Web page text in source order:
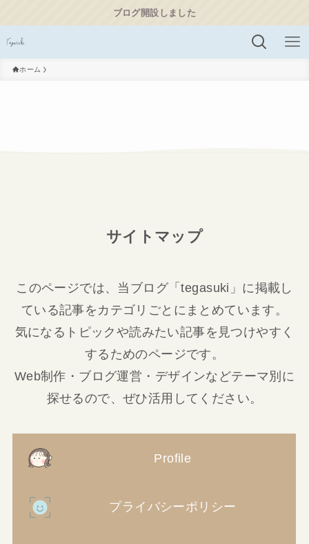
ブログ開設しました
ホーム
サイトマップ
このページでは、当ブログ「tegasuki」に掲載し
ている記事をカテゴリごとにまとめています。
気になるトピックや読みたい記事を見つけやすく
するためのページです。
Web制作・ブログ運営・デザインなどテーマ別に
探せるので、ぜひ活用してください。
Profile
プライバシーポリシー